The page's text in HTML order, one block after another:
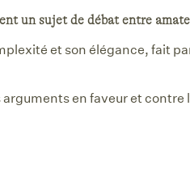
un sujet de débat entre
et son élégance, fait
en faveur et